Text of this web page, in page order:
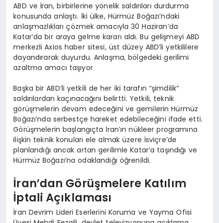
ABD ve İran, birbirlerine yönelik saldırıları durdurma
konusunda anlaştı. İki ülke, Hürmüz Boğazı’ndaki
anlaşmazlıkları çözmek amacıyla 30 Haziran’da
Katar’da bir araya gelme kararı aldı. Bu gelişmeyi ABD
merkezli Axios haber sitesi, üst düzey ABD’li yetkililere
dayandırarak duyurdu. Anlaşma, bölgedeki gerilimi
azaltma amacı taşıyor.
Başka bir ABD’li yetkili de her iki tarafın “şimdilik”
saldırılardan kaçınacağını belirtti. Yetkili, teknik
görüşmelerin devam edeceğini ve gemilerin Hürmüz
Boğazı’nda serbestçe hareket edebileceğini ifade etti.
Görüşmelerin başlangıçta İran’ın nükleer programına
ilişkin teknik konuları ele almak üzere İsviçre’de
planlandığı ancak artan gerilimle Katar’a taşındığı ve
Hürmüz Boğazı’na odaklandığı öğrenildi.
İran’dan Görüşmelere Katılım
İptali Açıklaması
İran Devrim Lideri Eserlerini Koruma ve Yayma Ofisi